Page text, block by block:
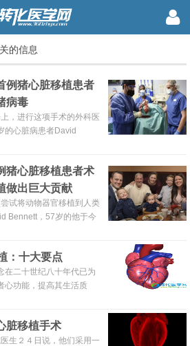
的信息
例猪心脏移植患者
病毒
，进行这项手术的外科医
的心脏病患者David
巨细胞病毒(pCMV)。 周
论。 这种病毒在猪身上很
小猪身上发病。之前，当
猪心脏移植患者术
做出巨大贡献
试将动物器官移植到人类
Bennett，57岁的他于今
植手术。马里兰大学医
最后几个小时里，他还能
公布有关死亡原因的任何
对这个器官产生排斥。...
：十大要点
在二十世纪八十年代已为
心功能，提高其生活质
需要记住的事。 1.由于心
植者的替代治疗手段。 2.
脏移植手术
生２４日说，他们采用一